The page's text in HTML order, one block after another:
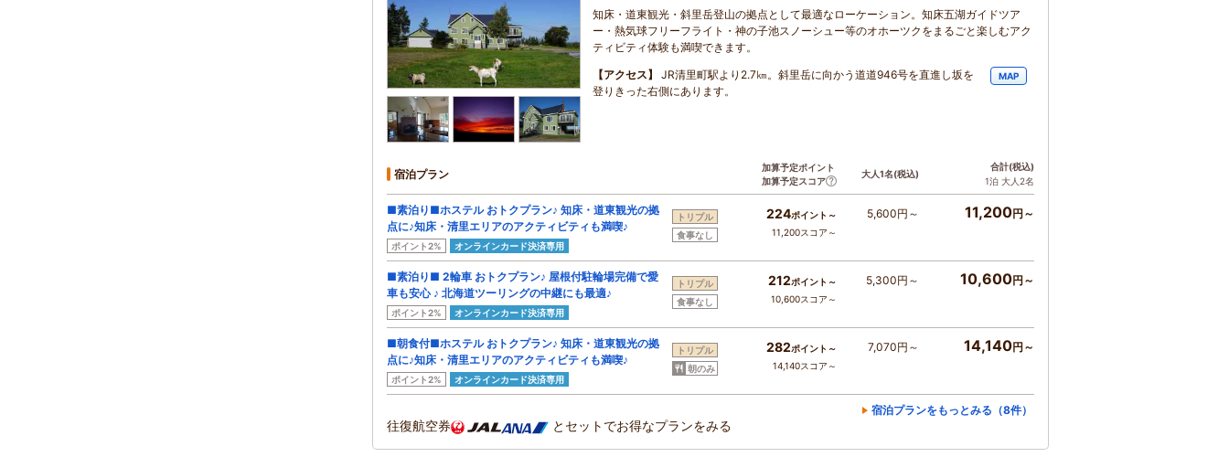
知床・道東観光・斜里岳登山の拠点として最適なローケーション。知床五湖ガイドツア
ー・熱気球フリーフライト・神の子池スノーシュー等のオホーツクをまるごと楽しむアク
ティビティ体験も満喫できます。
【アクセス】
JR清里町駅より2.7㎞。斜里岳に向かう道道946号を直進し坂を
登りきった右側にあります。
MAP
宿泊プラン
加算予定ポイント
加算予定スコア
大人1名(税込)
合計(税込)
1泊 大人2名
■素泊り■ホステル おトクプラン♪ 知床・道東観光の拠
点に♪知床・清里エリアのアクティビティも満喫♪
ポイント2% オンラインカード決済専用
トリプル
食事なし
224ポイント～
11,200スコア～
5,600円～ 11,200円～
■素泊り■ 2輪車 おトクプラン♪ 屋根付駐輪場完備で愛
車も安心 ♪ 北海道ツーリングの中継にも最適♪
ポイント2% オンラインカード決済専用
トリプル
食事なし
212ポイント～
10,600スコア～
5,300円～ 10,600円～
■朝食付■ホステル おトクプラン♪ 知床・道東観光の拠
点に♪知床・清里エリアのアクティビティも満喫♪
ポイント2% オンラインカード決済専用
トリプル
朝のみ
282ポイント～
14,140スコア～
7,070円～ 14,140円～
宿泊プランをもっとみる（8件）
往復航空券 とセットでお得なプランをみる